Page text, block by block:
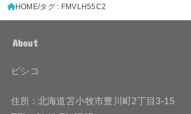
HOME タグ : FMVLH55C2
About
ピシコ
住所 : 北海道苫小牧市豊川町2丁目3-15